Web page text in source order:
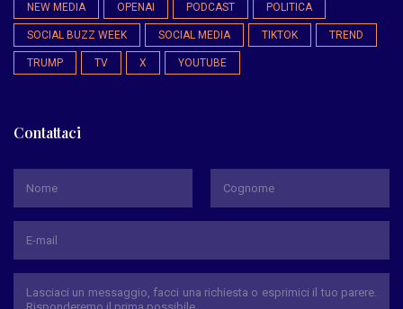
NEW MEDIA OPENAI PODCAST POLITICA
SOCIAL BUZZ WEEK SOCIAL MEDIA TIKTOK TREND
TRUMP TV X YOUTUBE
Contattaci